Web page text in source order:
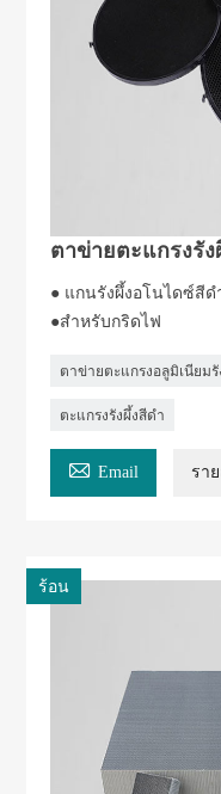
ตาข่ายตะแกรงรั
● แกนรังผึ้งอโนไดซ์สีด
●สำหรับกริดไฟ
ตาข่ายตะแกรงอลูมิเนียมรั
ตะแกรงรังผึ้งสีดำ
 Email รา
ร้อน